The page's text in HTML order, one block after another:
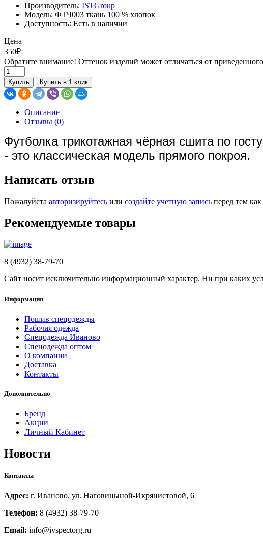
Производитель: ISTGroup
Модель: ФТЧ003 ткань 100 % хлопок
Доступность: Есть в наличии
Цена
350₽
Обратите внимание! Оттенок изделий может отличаться от
Купить Купить в 1 клик
Описание
Отзывы (0)
Футболка трикотажная чёрная сшита по
- это классическая модель прямого покроя.
Написать отзыв
Пожалуйста авторизируйтесь или создайте учетную запись перед тем
Рекомендуемые товары
8 (4932) 38-79-70
Сайт носит исключительно информационный характер. Ни при каких
Информация
Пошив спецодежды
Рабочая одежда
Спецодежда Иваново
Спецодежда оптом
О компании
Доставка
Контакты
Дополнительно
Бренд
Акции
Личный Кабинет
Новости
Контакты
Адрес: г. Иваново, ул. Наговицыной-Икрянистовой, 6
Телефон: 8 (4932) 38-79-70
Email: info@ivspectorg.ru